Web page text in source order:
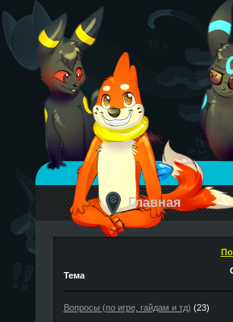
Главная
Тема
Вопросы (по игре, гайдам и тд) (23)